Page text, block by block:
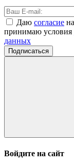
Даю согласие
принимаю условия
данных
Подписаться
Войдите на сайт